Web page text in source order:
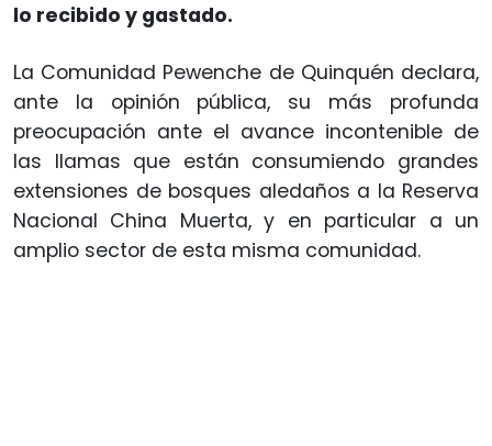
lo recibido y gastado.
La Comunidad Pewenche de Quinquén declara,
ante la opinión pública, su más profunda
preocupación ante el avance incontenible de
las llamas que están consumiendo grandes
extensiones de bosques aledaños a la Reserva
Nacional China Muerta, y en particular a un
amplio sector de esta misma comunidad.